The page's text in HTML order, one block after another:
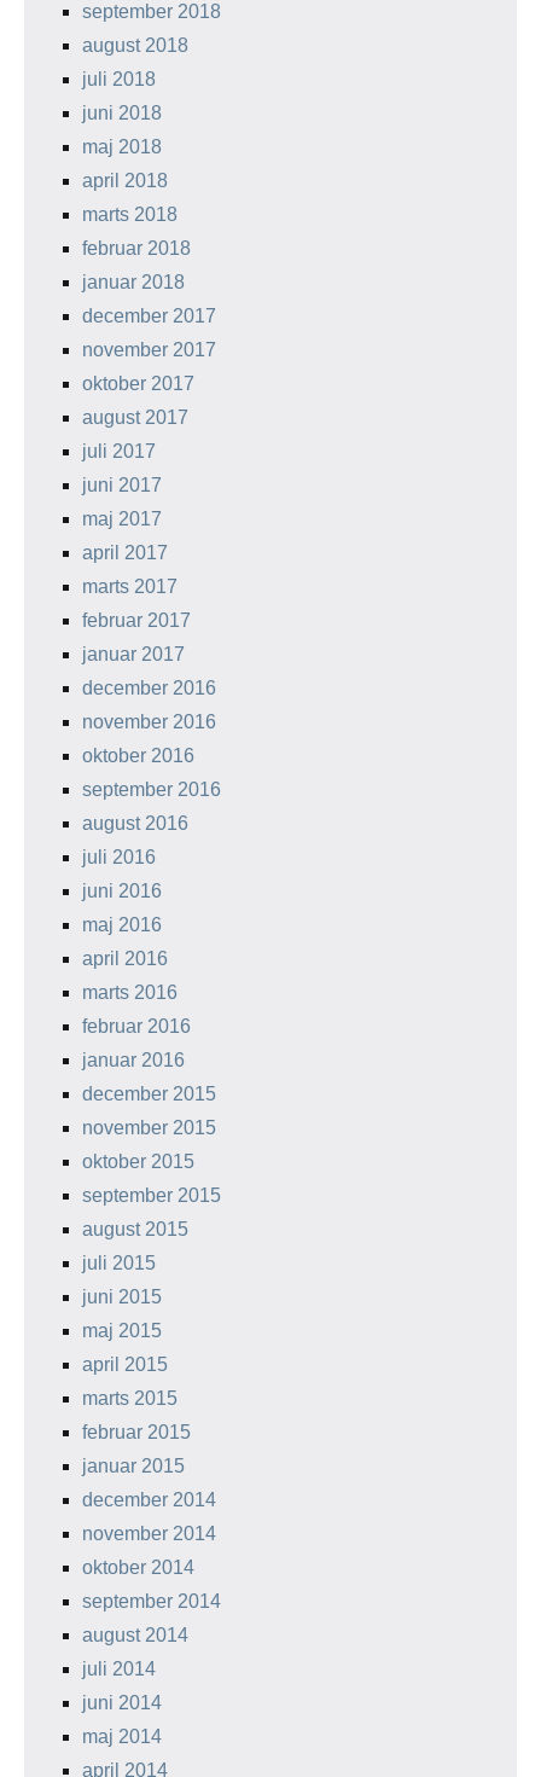
september 2018
august 2018
juli 2018
juni 2018
maj 2018
april 2018
marts 2018
februar 2018
januar 2018
december 2017
november 2017
oktober 2017
august 2017
juli 2017
juni 2017
maj 2017
april 2017
marts 2017
februar 2017
januar 2017
december 2016
november 2016
oktober 2016
september 2016
august 2016
juli 2016
juni 2016
maj 2016
april 2016
marts 2016
februar 2016
januar 2016
december 2015
november 2015
oktober 2015
september 2015
august 2015
juli 2015
juni 2015
maj 2015
april 2015
marts 2015
februar 2015
januar 2015
december 2014
november 2014
oktober 2014
september 2014
august 2014
juli 2014
juni 2014
maj 2014
april 2014